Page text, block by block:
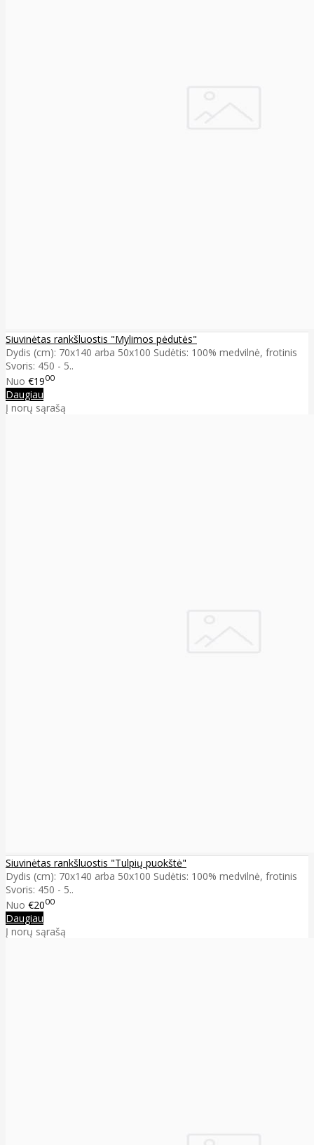
Siuvinėtas rankšluostis "Mylimos pėdutės"
Dydis (cm): 70x140 arba 50x100 Sudėtis: 100% medvilnė, frotinis
Svoris: 450 - 5..
Nuo €1900
Daugiau
Į norų sąrašą
Siuvinėtas rankšluostis "Tulpių puokštė"
Dydis (cm): 70x140 arba 50x100 Sudėtis: 100% medvilnė, frotinis
Svoris: 450 - 5..
Nuo €2000
Daugiau
Į norų sąrašą